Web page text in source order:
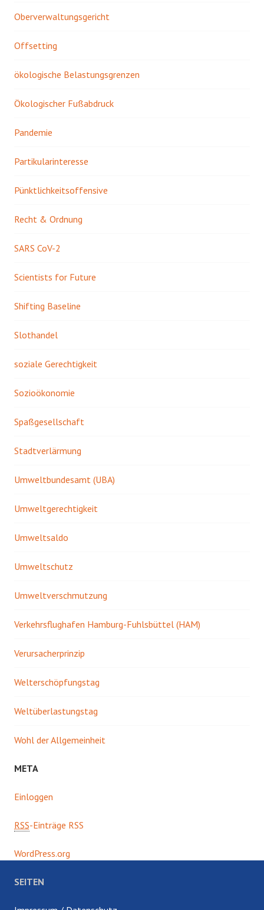
Oberverwaltungsgericht
Offsetting
ökologische Belastungsgrenzen
Ökologischer Fußabdruck
Pandemie
Partikularinteresse
Pünktlichkeitsoffensive
Recht & Ordnung
SARS CoV-2
Scientists for Future
Shifting Baseline
Slothandel
soziale Gerechtigkeit
Sozioökonomie
Spaßgesellschaft
Stadtverlärmung
Umweltbundesamt (UBA)
Umweltgerechtigkeit
Umweltsaldo
Umweltschutz
Umweltverschmutzung
Verkehrsflughafen Hamburg-Fuhlsbüttel (HAM)
Verursacherprinzip
Welterschöpfungstag
Weltüberlastungstag
Wohl der Allgemeinheit
META
Einloggen
RSS-Einträge RSS
WordPress.org
SEITEN